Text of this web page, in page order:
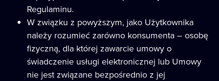
Regulaminu.
W związku z powyższym, jako Użytkownika
należy rozumieć zarówno konsumenta – osobę
fizyczną, dla której zawarcie umowy o
świadczenie usługi elektronicznej lub Umowy
nie jest związane bezpośrednio z jej